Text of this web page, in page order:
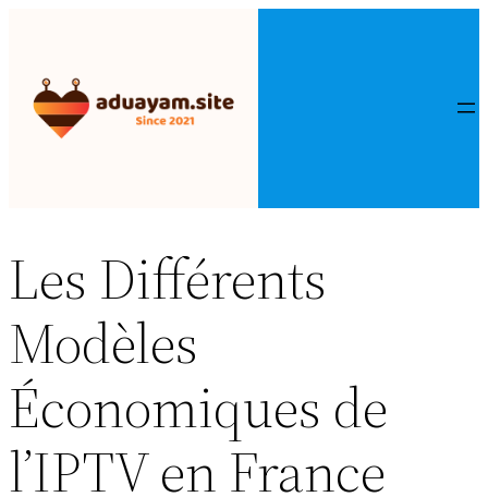
contenu
Les Différents
Modèles
Économiques de
l’IPTV en France